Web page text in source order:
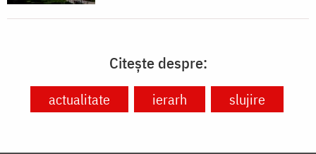
Citește despre:
actualitate ierarh slujire